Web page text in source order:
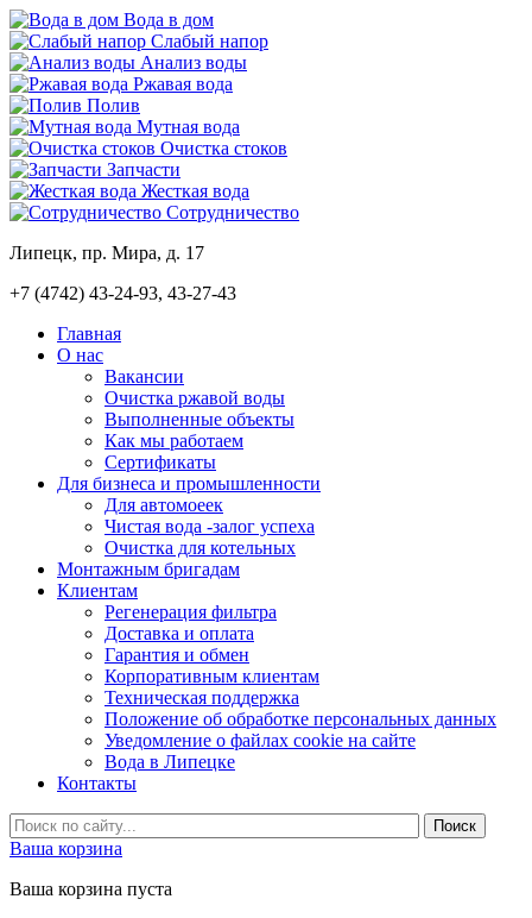
Вода в дом
Слабый напор
Анализ воды
Ржавая вода
Полив
Мутная вода
Очистка стоков
Запчасти
Жесткая вода
Сотрудничество
Липецк, пр. Мира, д. 17
+7 (4742) 43-24-93, 43-27-43
Главная
О нас
Вакансии
Очистка ржавой воды
Выполненные объекты
Как мы работаем
Сертификаты
Для бизнеса и промышленности
Для автомоеек
Чистая вода -залог успеха
Очистка для котельных
Монтажным бригадам
Клиентам
Регенерация фильтра
Доставка и оплата
Гарантия и обмен
Корпоративным клиентам
Техническая поддержка
Положение об обработке персональных данных
Уведомление о файлах cookie на сайте
Вода в Липецке
Контакты
Ваша корзина
Ваша корзина пуста